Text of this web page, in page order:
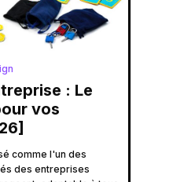
: Le
vos
comme l'un des
des entreprises